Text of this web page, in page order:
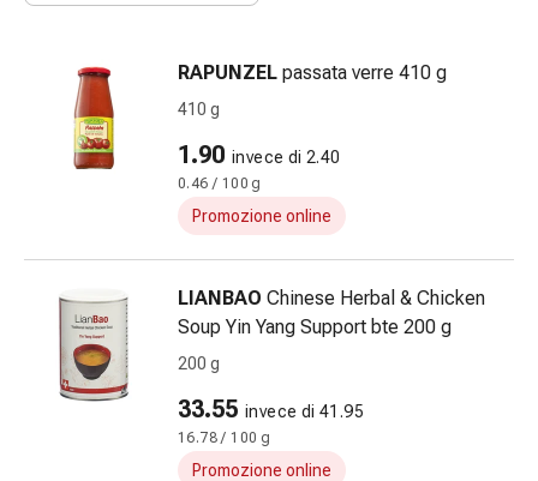
Raffreddore
Irritazione
e
lesioni
Bende
piegate
Medicazioni
Cerotti
RAPUNZEL passata verre 410 g
410 g
1.90 invece di 2.40
0.46 / 100 g
Promozione online
LIANBAO Chinese Herbal & Chicken
Soup Yin Yang Support bte 200 g
200 g
33.55 invece di 41.95
16.78 / 100 g
Promozione online